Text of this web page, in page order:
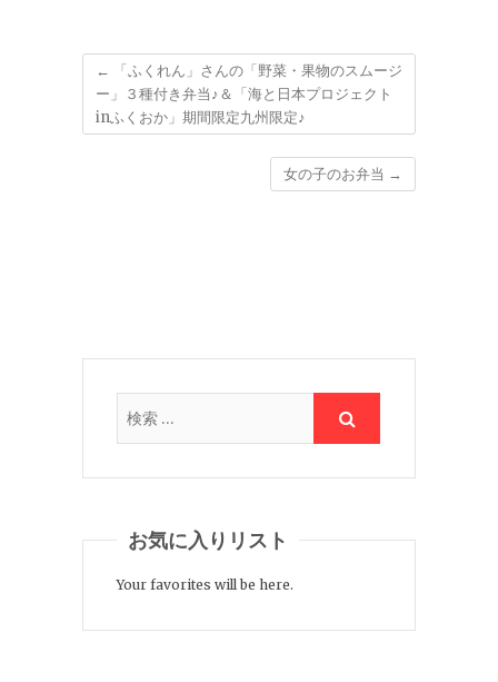
←
「ふくれん」さんの「野菜・果物のスムージ
ー」３種付き弁当♪＆「海と日本プロジェクト
inふくおか」期間限定九州限定♪
女の子のお弁当 →
お気に入りリスト
Your favorites will be here.